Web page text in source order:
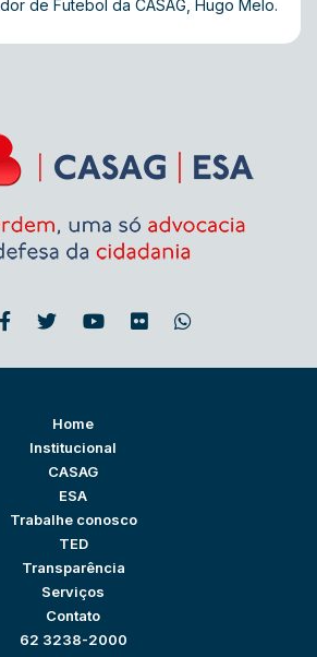
de Futebol da CASAG, Hugo Melo.
Home
Institucional
CASAG
ESA
Trabalhe conosco
TED
Transparência
Serviços
Contato
62 3238-2000